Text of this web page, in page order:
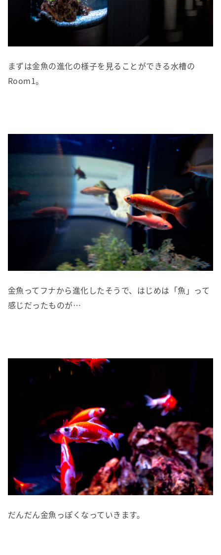
まずは金魚の進化の様子を見ることができる水槽の
Room1。
金魚ってフナから進化したそうで、はじめは「魚」って
感じだったものが…
だんだん金魚っぽくなっていきます。